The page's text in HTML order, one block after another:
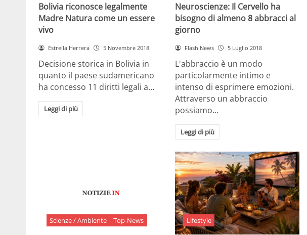
Bolivia riconosce legalmente
Madre Natura come un essere
vivo
Estrella Herrera 5 Novembre 2018
Decisione storica in Bolivia in
quanto il paese sudamericano
ha concesso 11 diritti legali a…
Leggi di più
Neuroscienze: Il Cervello ha
bisogno di almeno 8 abbracci al
giorno
Flash News 5 Luglio 2018
L'abbraccio è un modo
particolarmente intimo e
intenso di esprimere emozioni.
Attraverso un abbraccio
possiamo…
Leggi di più
Scienze / Ambiente Top-News Lifestyle